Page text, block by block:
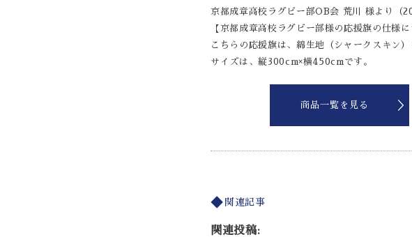
京都成章高校ラグビー部OB会 荒川 様より（
【京都成章高校ラグビー部様の応援旗の仕様に
こちらの応援旗は、綿生地（シャークスキン
サイズは、縦300cm×横450cmです。
商品一覧を見る
関連記事
関連投稿: